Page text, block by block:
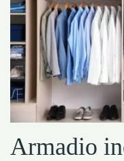
Armadio